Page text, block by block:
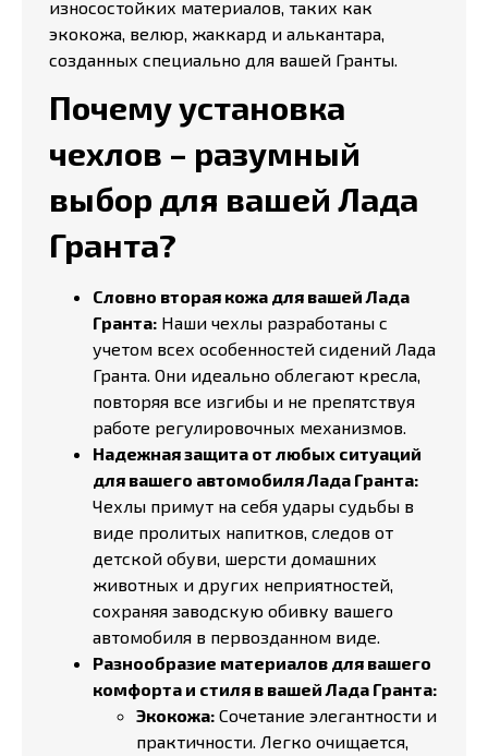
износостойких материалов, таких как
экокожа, велюр, жаккард и алькантара,
созданных специально для вашей Гранты.
Почему установка
чехлов – разумный
выбор для вашей Лада
Гранта?
Словно вторая кожа для вашей Лада
Гранта: Наши чехлы разработаны с
учетом всех особенностей сидений Лада
Гранта. Они идеально облегают кресла,
повторяя все изгибы и не препятствуя
работе регулировочных механизмов.
Надежная защита от любых ситуаций
для вашего автомобиля Лада Гранта:
Чехлы примут на себя удары судьбы в
виде пролитых напитков, следов от
детской обуви, шерсти домашних
животных и других неприятностей,
сохраняя заводскую обивку вашего
автомобиля в первозданном виде.
Разнообразие материалов для вашего
комфорта и стиля в вашей Лада Гранта:
Экокожа: Сочетание элегантности и
практичности. Легко очищается,